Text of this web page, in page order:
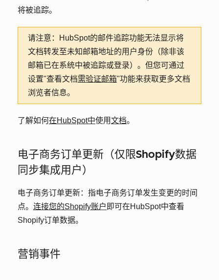
将被追踪。
请注意：
HubSpot的邮件追踪功能无法显示将
文档转发至未知邮箱地址的用户身份（除非该
邮箱已在系统中被追踪或登录）。但您可通过
设置"查看文档需验证邮箱"功能来获取更多文档
浏览者信息。
了解如何在HubSpot中使用文档。
电子商务订单更新（仅限Shopify数据
同步集成用户）
电子商务订单更新： 指电子商务订单发生变更的时间
点。 连接您的Shopify账户 即可在HubSpot中查看
Shopify订单数据。
营销事件